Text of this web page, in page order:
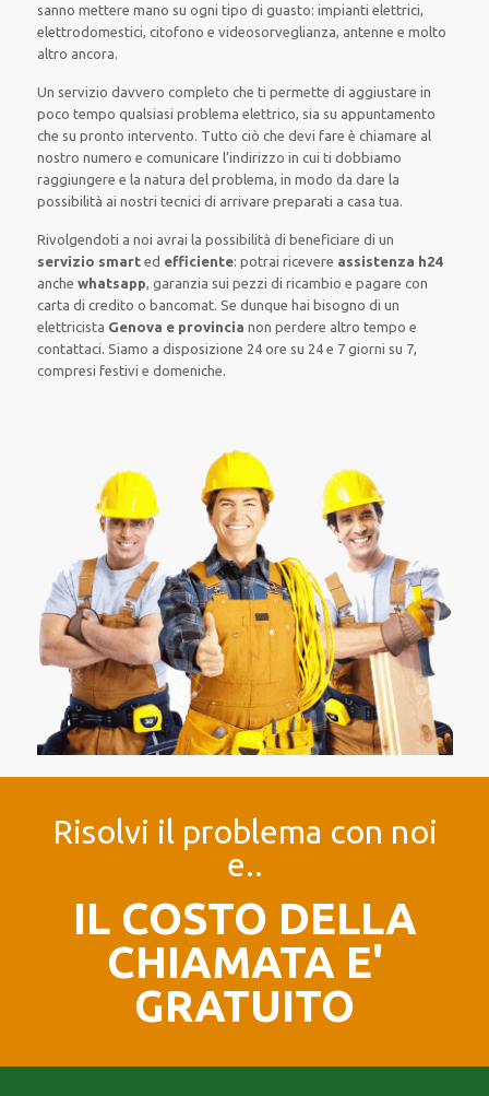
sanno mettere mano su ogni tipo di guasto: impianti elettrici,
elettrodomestici, citofono e videosorveglianza, antenne e molto
altro ancora.
Un servizio davvero completo che ti permette di aggiustare in
poco tempo qualsiasi problema elettrico, sia su appuntamento
che su pronto intervento. Tutto ciò che devi fare è chiamare al
nostro numero e comunicare l’indirizzo in cui ti dobbiamo
raggiungere e la natura del problema, in modo da dare la
possibilità ai nostri tecnici di arrivare preparati a casa tua.
Rivolgendoti a noi avrai la possibilità di beneficiare di un
servizio smarted efficiente: potrai ricevere assistenza h24
anche whatsapp , garanzia sui pezzi di ricambio e pagare con
carta di credito o bancomat. Se dunque hai bisogno di un
elettricista Genova e provincia non perdere altro tempo e
contattaci. Siamo a disposizione 24 ore su 24 e 7 giorni su 7,
compresi festivi e domeniche.
Risolvi il problema con noi
e..
IL COSTO DELLA
CHIAMATA E'
GRATUITO